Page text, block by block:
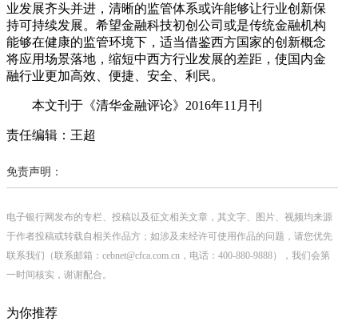
业发展齐头并进，清晰的监管体系或许能够让行业创新保
持可持续发展。希望金融科技初创公司或是传统金融机构
能够在健康的监管环境下，适当借鉴西方国家的创新概念
将应用场景落地，缩短中西方行业发展的差距，使国内金
融行业更加高效、便捷、安全、利民。
本文刊于《清华金融评论》2016年11月刊
责任编辑：王超
免责声明：
电子银行网发布的专栏、投稿以及征文相关文章，其文字、图片、视频均来源
于作者投稿或转载自相关作品方；如涉及未经许可使用作品的问题，请您优先
联系我们（联系邮箱：cebnet@cfca.com.cn，电话：400-880-9888），我们会第
一时间核实，谢谢配合。
为你推荐